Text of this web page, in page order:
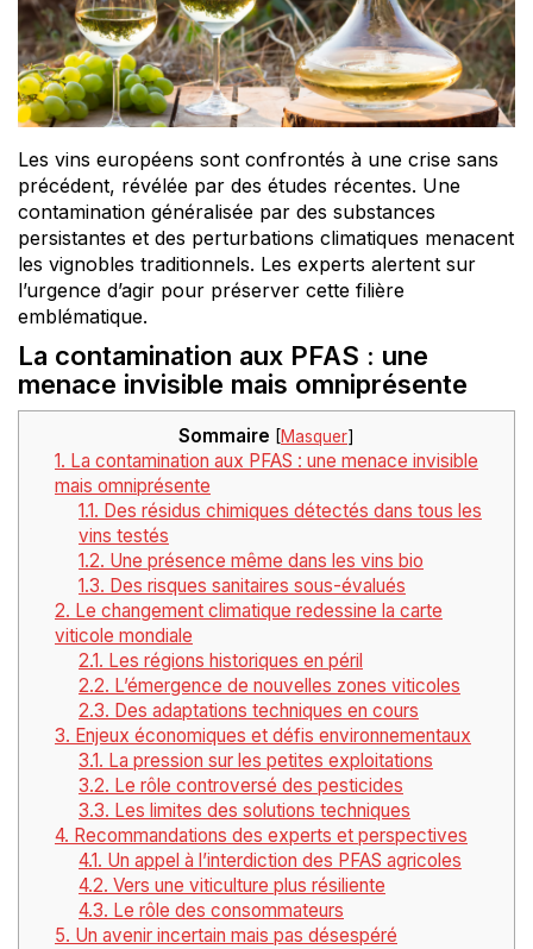
Les vins européens sont confrontés à une crise sans
précédent, révélée par des études récentes. Une
contamination généralisée par des substances
persistantes et des perturbations climatiques menacent
les vignobles traditionnels. Les experts alertent sur
l’urgence d’agir pour préserver cette filière
emblématique.
La contamination aux PFAS : une
menace invisible mais omniprésente
Sommaire [Masquer]
1. La contamination aux PFAS : une menace invisible
mais omniprésente
1.1. Des résidus chimiques détectés dans tous les
vins testés
1.2. Une présence même dans les vins bio
1.3. Des risques sanitaires sous-évalués
2. Le changement climatique redessine la carte
viticole mondiale
2.1. Les régions historiques en péril
2.2. L’émergence de nouvelles zones viticoles
2.3. Des adaptations techniques en cours
3. Enjeux économiques et défis environnementaux
3.1. La pression sur les petites exploitations
3.2. Le rôle controversé des pesticides
3.3. Les limites des solutions techniques
4. Recommandations des experts et perspectives
4.1. Un appel à l’interdiction des PFAS agricoles
4.2. Vers une viticulture plus résiliente
4.3. Le rôle des consommateurs
5. Un avenir incertain mais pas désespéré